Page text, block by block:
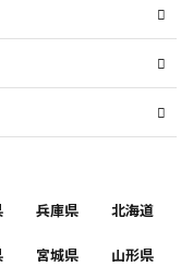
兵庫県 北海道
宮城県 山形県